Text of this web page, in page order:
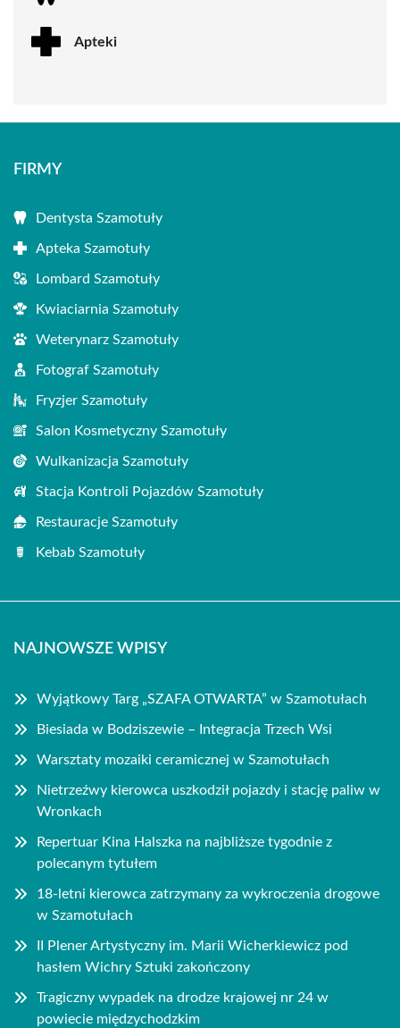
Apteki
FIRMY
Dentysta Szamotuły
Apteka Szamotuły
Lombard Szamotuły
Kwiaciarnia Szamotuły
Weterynarz Szamotuły
Fotograf Szamotuły
Fryzjer Szamotuły
Salon Kosmetyczny Szamotuły
Wulkanizacja Szamotuły
Stacja Kontroli Pojazdów Szamotuły
Restauracje Szamotuły
Kebab Szamotuły
NAJNOWSZE WPISY
Wyjątkowy Targ „SZAFA OTWARTA” w Szamotułach
Biesiada w Bodziszewie – Integracja Trzech Wsi
Warsztaty mozaiki ceramicznej w Szamotułach
Nietrzeźwy kierowca uszkodził pojazdy i stację paliw w
Wronkach
Repertuar Kina Halszka na najbliższe tygodnie z
polecanym tytułem
18-letni kierowca zatrzymany za wykroczenia drogowe
w Szamotułach
II Plener Artystyczny im. Marii Wicherkiewicz pod
hasłem Wichry Sztuki zakończony
Tragiczny wypadek na drodze krajowej nr 24 w
powiecie międzychodzkim